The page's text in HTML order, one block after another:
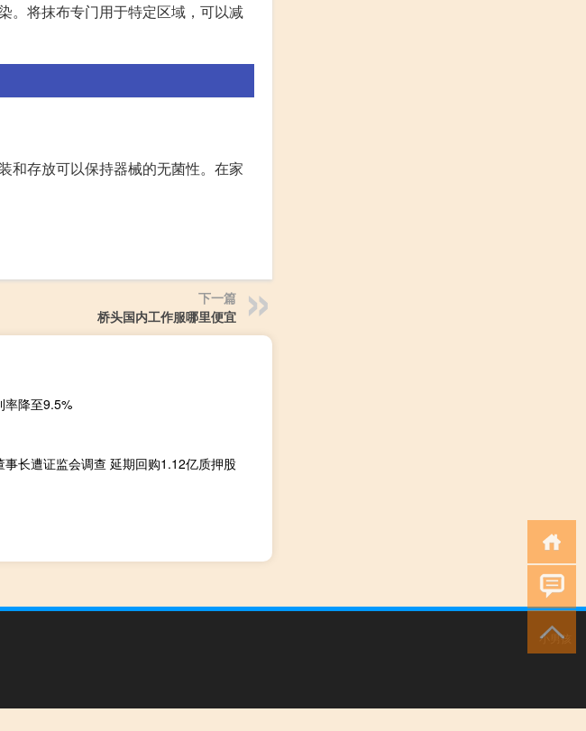
。将抹布专门用于特定区域，可以减
和存放可以保持器械的无菌性。在家
下一篇
桥头国内工作服哪里便宜
率降至9.5%
长遭证监会调查 延期回购1.12亿质押股
小男孩